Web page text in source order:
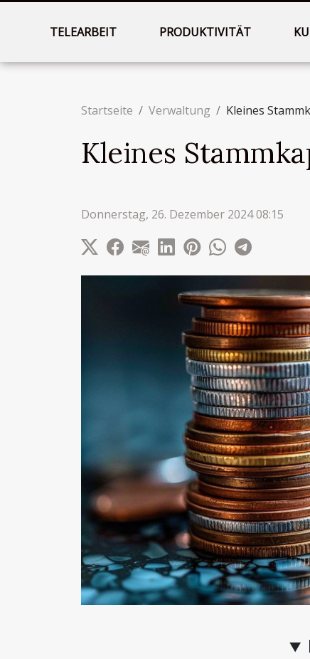
TELEARBEIT PRODUKTIVITÄT
Startseite Verwaltung Kleines
Kleines
Donnerstag, 26. Dezember 2024 08:15